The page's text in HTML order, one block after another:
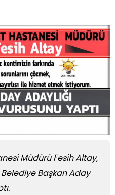
Müdürü Fesih Altay,
Başkan Aday